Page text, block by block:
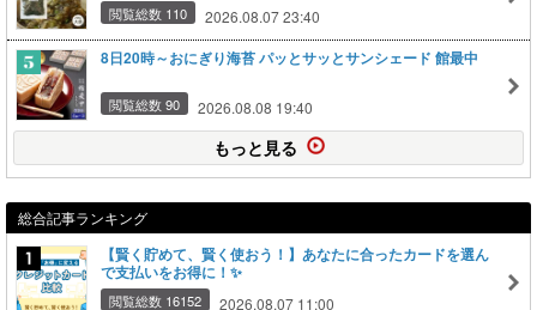
閲覧総数 110 2026.08.07 23:40
8日20時～おにぎり海苔 パッとサッとサンシェード 館最中
閲覧総数 90 2026.08.08 19:40
もっと見る
総合記事ランキング
【賢く貯めて、賢く使おう！】あなたに合ったカードを選ん
で支払いをお得に！✨
閲覧総数 16152 2026.08.07 11:00